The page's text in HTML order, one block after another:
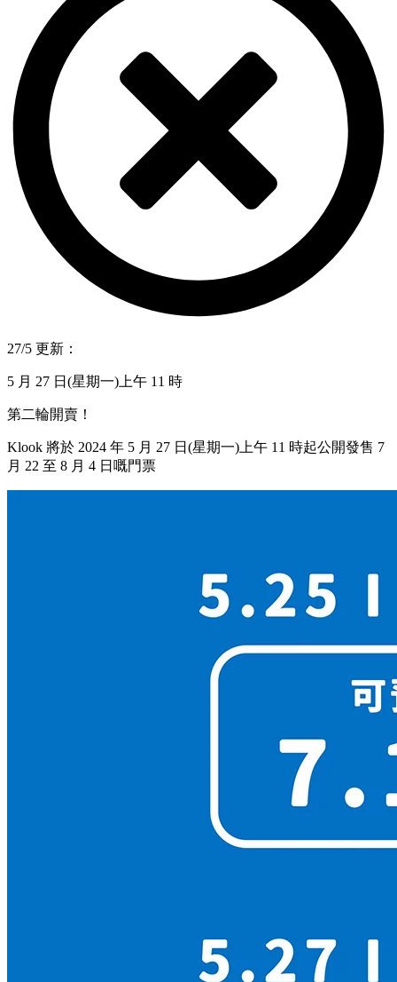
27/5 更新：
5 月 27 日(星期一)上午 11 時
第二輪開賣！
Klook 將於 2024 年 5 月 27 日(星期一)上午 11 時起公開發售 7
月 22 至 8 月 4 日嘅門票